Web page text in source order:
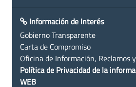
Información de Interés
Gobierno Transparente
Carta de Compromiso
Oficina de Información, Reclamos
Política de Privacidad de la
WEB